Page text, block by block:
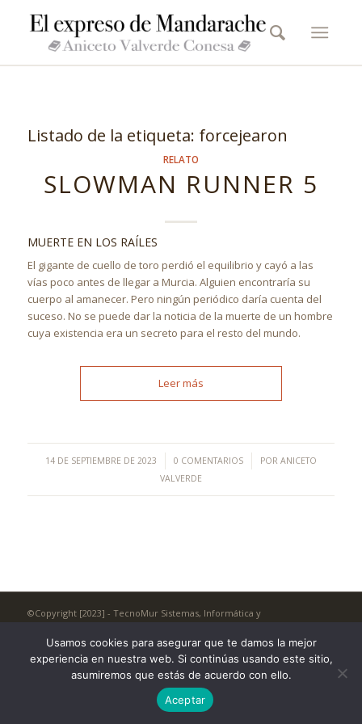
Listado de la etiqueta: forcejearon
RELATO
SLOWMAN RUNNER 5
MUERTE EN LOS RAÍLES
El gigante de cuello de toro perdió el equilibrio y cayó a las
vías poco antes de llegar a Murcia. Alguien encontraría su
cuerpo al amanecer. Pero ningún periódico daría cuenta del
suceso. No se puede dar la noticia de la muerte de un hombre
cuya existencia era un secreto para el resto del mundo.
Leer más
14 DE SEPTIEMBRE DE 2023
/ 0 COMENTARIOS
/ POR ANICETO
VALVERDE
©Copyright [2023] - TecnoMur Sistemas, Informática y
AVISO LEGAL
Usamos cookies para asegurar que te damos la mejor
experiencia en nuestra web. Si continúas usando este sitio,
asumiremos que estás de acuerdo con ello.
Aceptar